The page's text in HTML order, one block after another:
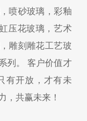
喷砂玻璃，彩釉
压花玻璃，艺术
雕刻雕花工艺玻
列。 客户价值才
有开放，才有未
，共赢未来！